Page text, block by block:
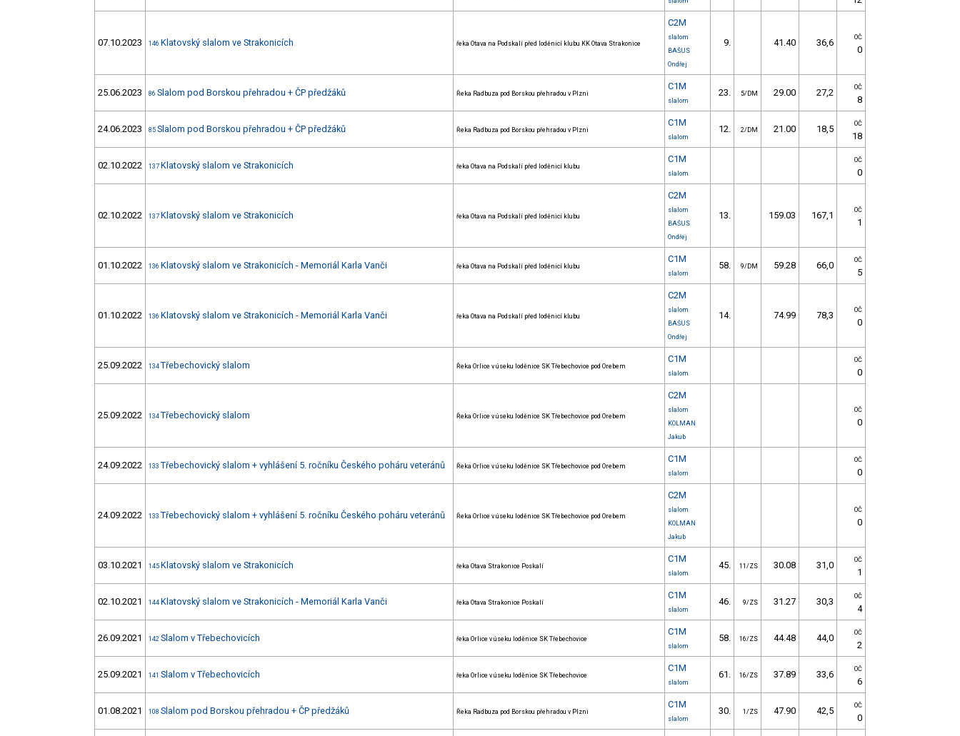
07.10.2023 146 Klatovský slalom ve Strakonicích řeka Otava na Podskalí před loděnicí klubu KK Otava Strakonice
C2M
slalom
BAŠUS
Ondřej
9. 41.40 36,6 OČ
0
25.06.2023 86 Slalom pod Borskou přehradou + ČP předžáků Řeka Radbuza pod Borskou přehradou v Plzni
C1M
slalom
23. 5/DM 29.00 27,2 OČ
8
24.06.2023 85 Slalom pod Borskou přehradou + ČP předžáků Řeka Radbuza pod Borskou přehradou v Plzni
C1M
slalom
12. 2/DM 21.00 18,5 OČ
18
02.10.2022 137 Klatovský slalom ve Strakonicích řeka Otava na Podskalí před loděnicí klubu
C1M
slalom
OČ
0
02.10.2022 137 Klatovský slalom ve Strakonicích řeka Otava na Podskalí před loděnicí klubu
C2M
slalom
BAŠUS
Ondřej
13. 159.03 167,1 OČ
1
01.10.2022 136 Klatovský slalom ve Strakonicích - Memoriál Karla Vanči řeka Otava na Podskalí před loděnicí klubu
C1M
slalom
58. 9/DM 59.28 66,0 OČ
5
01.10.2022 136 Klatovský slalom ve Strakonicích - Memoriál Karla Vanči řeka Otava na Podskalí před loděnicí klubu
C2M
slalom
BAŠUS
Ondřej
14. 74.99 78,3 OČ
0
25.09.2022 134 Třebechovický slalom Řeka Orlice v úseku loděnice SK Třebechovice pod Orebem
C1M
slalom
OČ
0
25.09.2022 134 Třebechovický slalom Řeka Orlice v úseku loděnice SK Třebechovice pod Orebem
C2M
slalom
KOLMAN
Jakub
OČ
0
24.09.2022 133 Třebechovický slalom + vyhlášení 5. ročníku Českého poháru veteránů Řeka Orlice v úseku loděnice SK Třebechovice pod Orebem
C1M
slalom
OČ
0
24.09.2022 133 Třebechovický slalom + vyhlášení 5. ročníku Českého poháru veteránů Řeka Orlice v úseku loděnice SK Třebechovice pod Orebem
C2M
slalom
KOLMAN
Jakub
OČ
0
03.10.2021 145 Klatovský slalom ve Strakonicích řeka Otava Strakonice Poskalí
C1M
slalom
45. 11/ZS 30.08 31,0 OČ
1
02.10.2021 144 Klatovský slalom ve Strakonicích - Memoriál Karla Vanči řeka Otava Strakonice Poskalí
C1M
slalom
46. 9/ZS 31.27 30,3 OČ
4
26.09.2021 142 Slalom v Třebechovicích řeka Orlice v úseku loděnice SK Třebechovice
C1M
slalom
58. 16/ZS 44.48 44,0 OČ
2
25.09.2021 141 Slalom v Třebechovicích řeka Orlice v úseku loděnice SK Třebechovice
C1M
slalom
61. 16/ZS 37.89 33,6 OČ
6
01.08.2021 108 Slalom pod Borskou přehradou + ČP předžáků Řeka Radbuza pod Borskou přehradou v Plzni
C1M
slalom
30. 1/ZS 47.90 42,5 OČ
0